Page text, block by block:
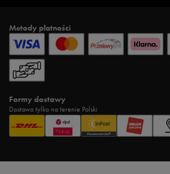
Metody płatności
Formy dostawy
Dostawa tylko na terenie Polski